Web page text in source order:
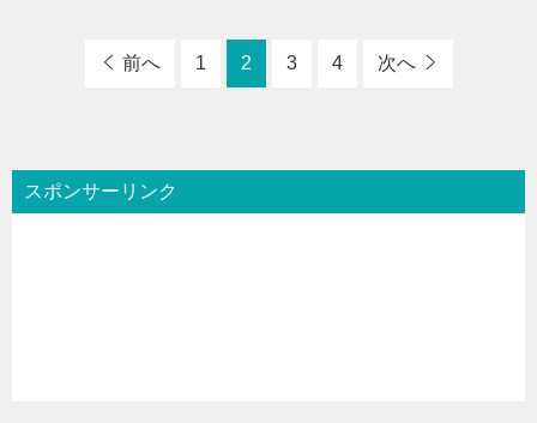
前へ 1 2 3 4 次へ
スポンサーリンク